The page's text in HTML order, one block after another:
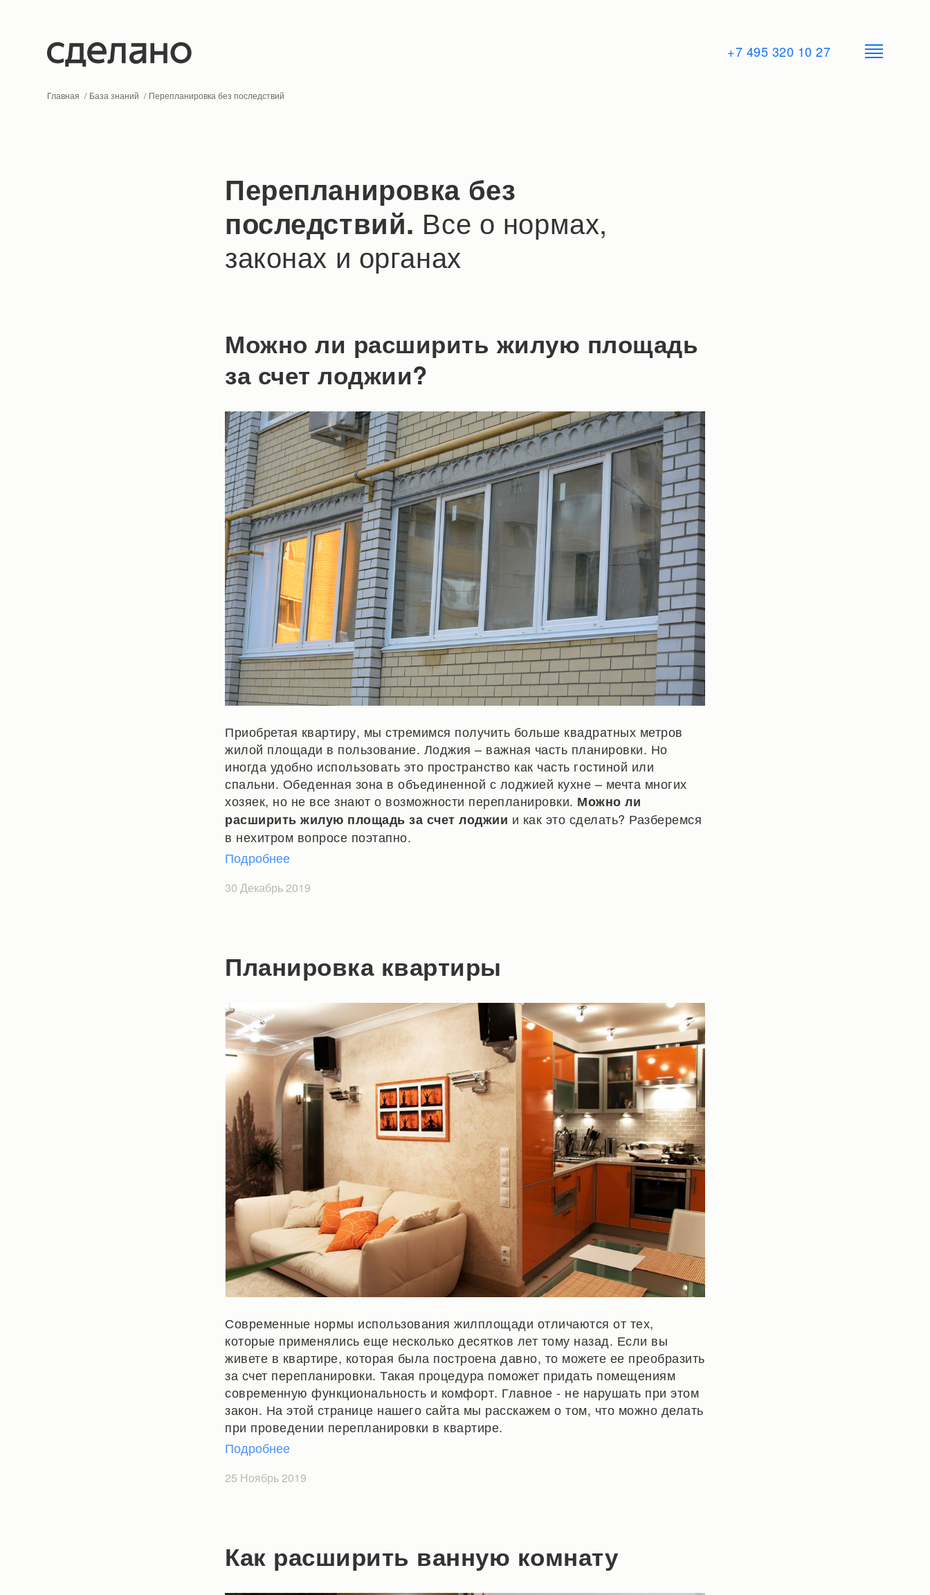
+7 495 320 10 27
Главная База знаний Перепланировка без последствий
Перепланировка без
последствий. Все о нормах,
законах и органах
Можно ли расширить жилую площадь
за счет лоджии?
Приобретая квартиру, мы стремимся получить больше квадратных метров
жилой площади в пользование. Лоджия – важная часть планировки. Но
иногда удобно использовать это пространство как часть гостиной или
спальни. Обеденная зона в объединенной с лоджией кухне – мечта многих
хозяек, но не все знают о возможности перепланировки. Можно ли
расширить жилую площадь за счет лоджии и как это сделать? Разберемся
в нехитром вопросе поэтапно.
Подробнее
30 Декабрь 2019
Планировка квартиры
Современные нормы использования жилплощади отличаются от тех,
которые применялись еще несколько десятков лет тому назад. Если вы
живете в квартире, которая была построена давно, то можете ее преобразить
за счет перепланировки. Такая процедура поможет придать помещениям
современную функциональность и комфорт. Главное - не нарушать при этом
закон. На этой странице нашего сайта мы расскажем о том, что можно делать
при проведении перепланировки в квартире.
Подробнее
25 Ноябрь 2019
Как расширить ванную комнату